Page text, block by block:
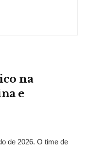
na
e
de 2026. O time de